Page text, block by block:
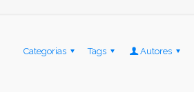
Categorias Tags Autores